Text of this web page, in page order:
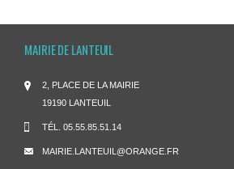
MAIRIE DE LANTEUIL
2, PLACE DE LA MAIRIE
19190 LANTEUIL
TÉL. 05.55.85.51.14
MAIRIE.LANTEUIL@ORANGE.FR